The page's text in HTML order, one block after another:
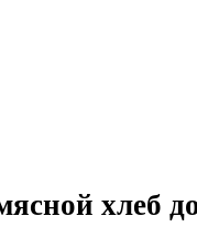
хлеб